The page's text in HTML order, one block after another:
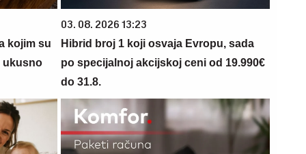
kojim su
ukusno
03. 08. 2026 13:23
Hibrid broj 1 koji osvaja Evropu, sada
po specijalnoj akcijskoj ceni od 19.990€
do 31.8.